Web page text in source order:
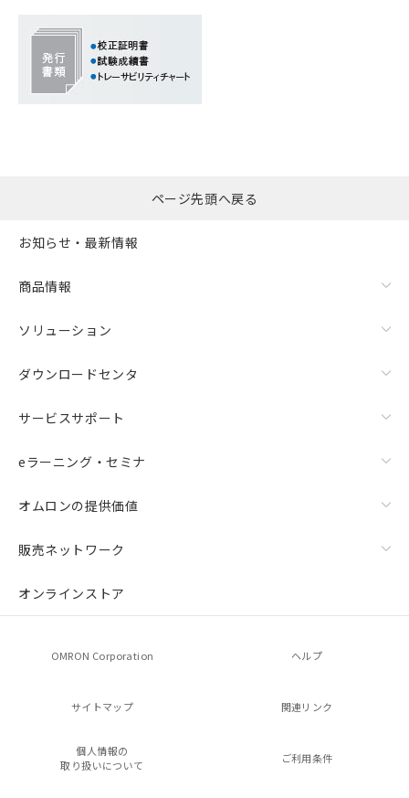
ページ先頭へ戻る
お知らせ・最新情報
商品情報
ソリューション
ダウンロードセンタ
サービスサポート
eラーニング・セミナ
オムロンの提供価値
販売ネットワーク
オンラインストア
OMRON Corporation ヘルプ
サイトマップ 関連リンク
個人情報の
取り扱いについて
ご利用条件